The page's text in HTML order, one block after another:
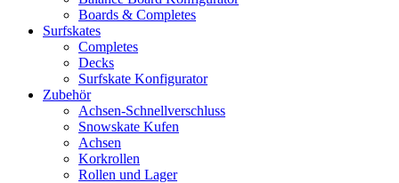
Boards & Completes
Surfskates
Completes
Decks
Surfskate Konfigurator
Zubehör
Achsen-Schnellverschluss
Snowskate Kufen
Achsen
Korkrollen
Rollen und Lager